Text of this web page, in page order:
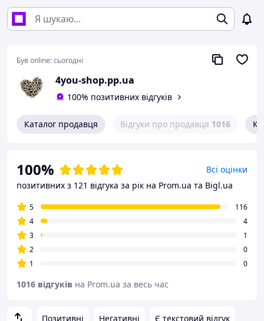
Був online:сьогодні
4you-shop.pp.ua
100% позитивних відгуків
Каталог продавця Відгуки про продавця 1016
Позитивні Негативні Є текстовий відгук
100%
Всі оцінки
позитивних з 121 відгука за рік на Prom.ua та Bigl.ua
5
116
4
4
3
1
2
0
1
0
1016 відгуків на Prom.ua за весь час